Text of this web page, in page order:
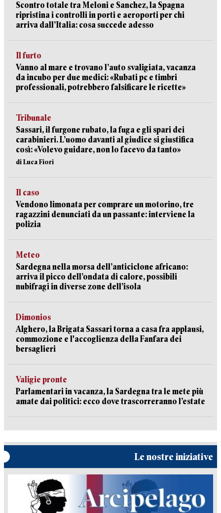
Scontro totale tra Meloni e Sanchez, la Spagna
ripristina i controlli in porti e aeroporti per chi
arriva dall’Italia: cosa succede adesso
Il furto
Vanno al mare e trovano l’auto svaligiata, vacanza
da incubo per due medici: «Rubati pc e timbri
professionali, potrebbero falsificare le ricette»
Tribunale
Sassari, il furgone rubato, la fuga e gli spari dei
carabinieri. L’uomo davanti al giudice si giustifica
così: «Volevo guidare, non lo facevo da tanto»
di Luca Fiori
Il caso
Vendono limonata per comprare un motorino, tre
ragazzini denunciati da un passante: interviene la
polizia
Meteo
Sardegna nella morsa dell’anticiclone africano:
arriva il picco dell’ondata di calore, possibili
nubifragi in diverse zone dell’isola
Dimonios
Alghero, la Brigata Sassari torna a casa fra applausi,
commozione e l'accoglienza della Fanfara dei
bersaglieri
Valigie pronte
Parlamentari in vacanza, la Sardegna tra le mete più
amate dai politici: ecco dove trascorreranno l’estate
Le nostre iniziative